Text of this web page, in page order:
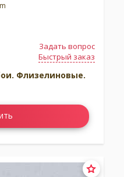
Задать вопрос
Быстрый заказ
Флизелиновые.